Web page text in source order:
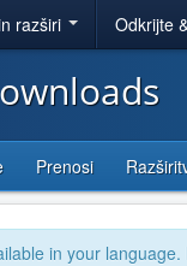
razširi Odkrijte
Prenosi
in your